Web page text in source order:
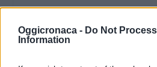
Oggicronaca - Do Not
Information